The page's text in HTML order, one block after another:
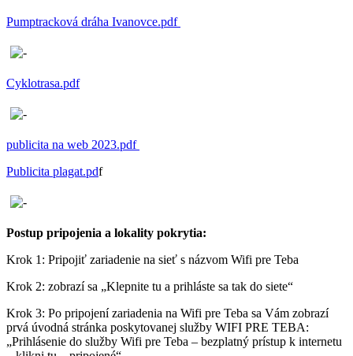
Pumptracková dráha Ivanovce.pdf
Cyklotrasa.pdf
publicita na web 2023.pdf
Publicita plagat.pdf
Postup pripojenia a lokality pokrytia:
Krok 1: Pripojiť zariadenie na sieť s názvom Wifi pre Teba
Krok 2: zobrazí sa „Klepnite tu a prihláste sa tak do siete“
Krok 3: Po pripojení zariadenia na Wifi pre Teba sa Vám zobrazí
prvá úvodná stránka poskytovanej služby WIFI PRE TEBA:
„Prihlásenie do služby Wifi pre Teba – bezplatný prístup k internetu